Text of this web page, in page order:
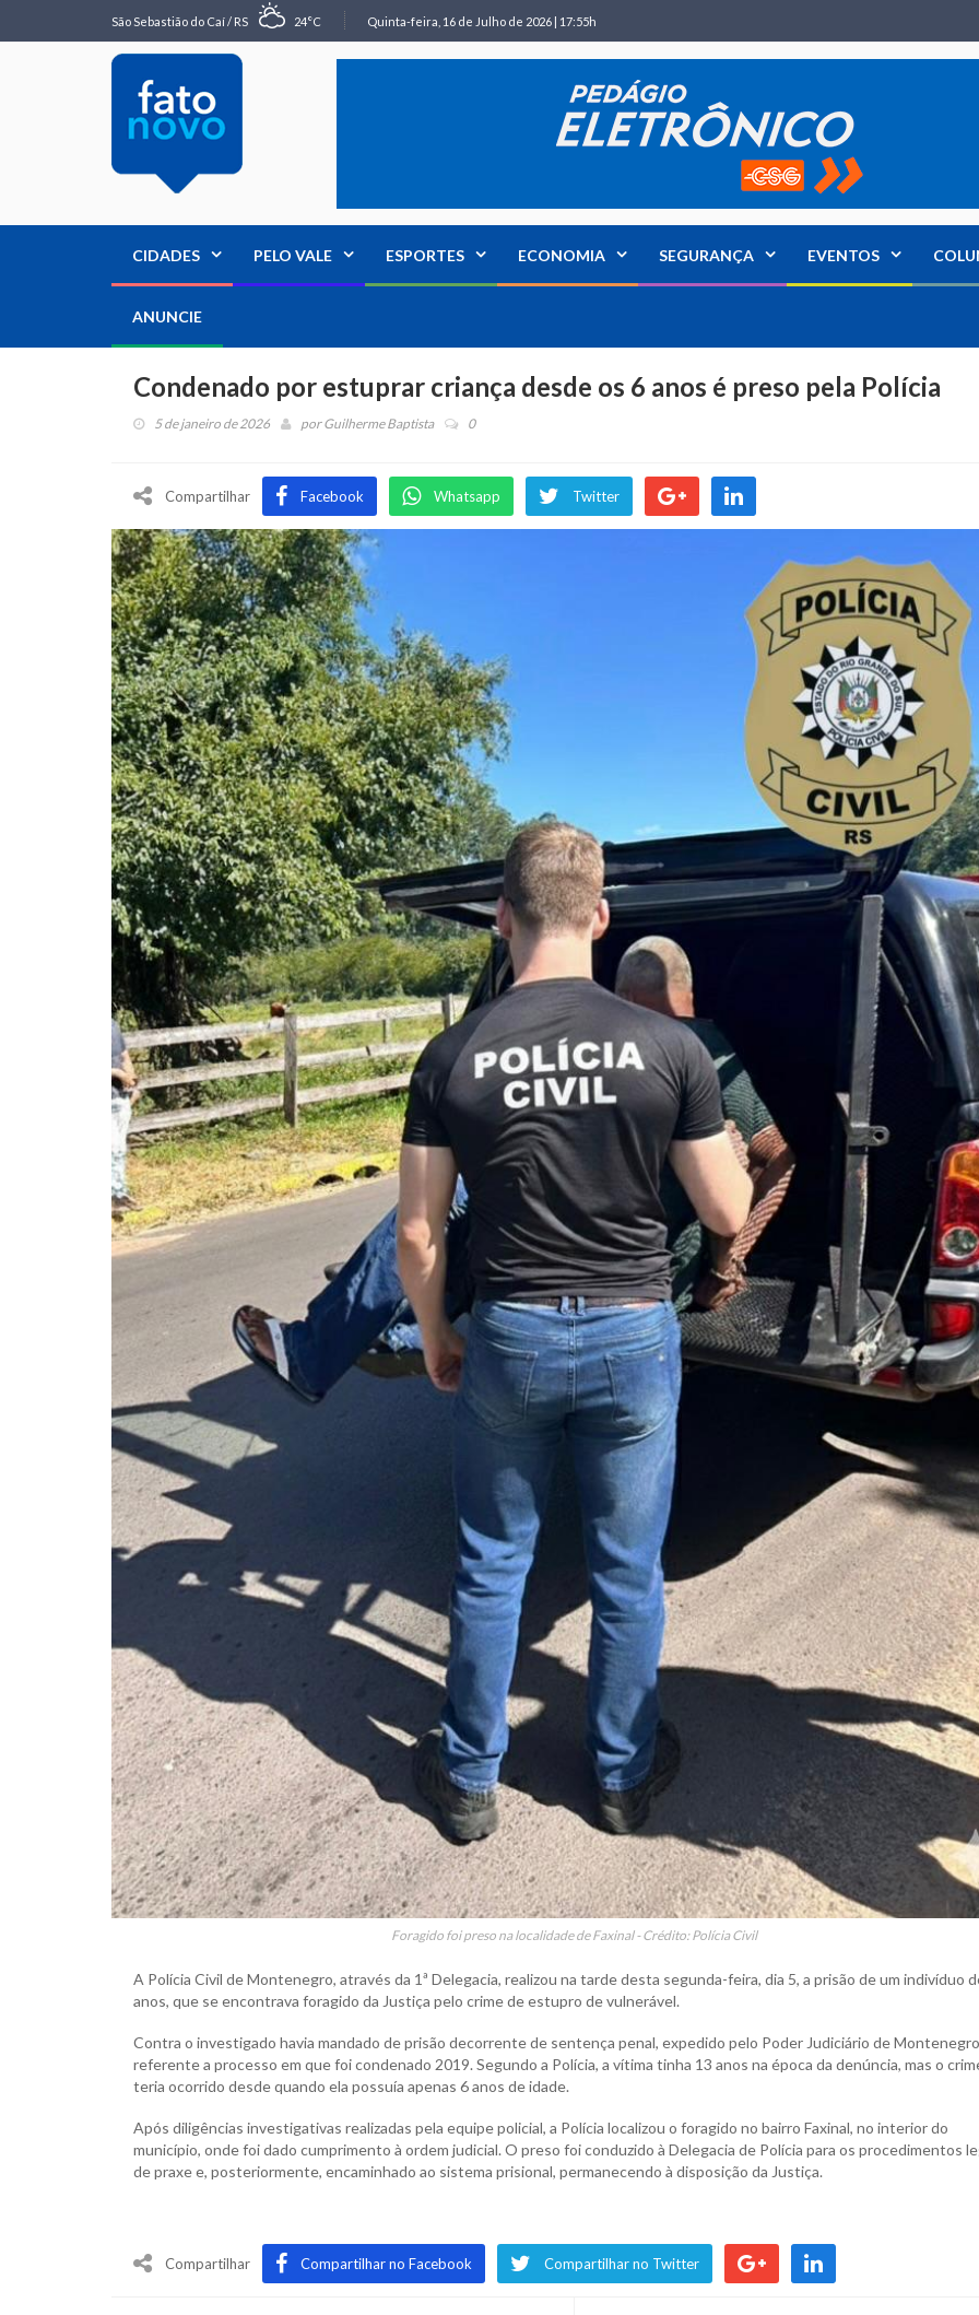
São Sebastião do Caí / RS 24°C Quinta-feira, 16 de Julho de 2026 | 17:55h
CIDADES PELO VALE ESPORTES ECONOMIA SEGURANÇA EVENTOS
ANUNCIE
Condenado por estuprar criança desde os 6 anos é preso pela Polícia
5 de janeiro de 2026 porGuilherme Baptista 0
Compartilhar Facebook Whatsapp Twitter
Foragido foi preso na localidade de Faxinal - Crédito: Polícia Civil
A Polícia Civil de Montenegro, através da 1ª Delegacia, realizou na tarde desta segunda-feira, dia 5, a prisão de um indivíduo
anos, que se encontrava foragido da Justiça pelo crime de estupro de vulnerável.
Contra o investigado havia mandado de prisão decorrente de sentença penal, expedido pelo Poder Judiciário de
referente a processo em que foi condenado 2019. Segundo a Polícia, a vítima tinha 13 anos na época da denúncia, mas o
teria ocorrido desde quando ela possuía apenas 6 anos de idade.
Após diligências investigativas realizadas pela equipe policial, a Polícia localizou o foragido no bairro Faxinal, no interior do
município, onde foi dado cumprimento à ordem judicial. O preso foi conduzido à Delegacia de Polícia para os procedimentos
de praxe e, posteriormente, encaminhado ao sistema prisional, permanecendo à disposição da Justiça.
Compartilhar Compartilhar no Facebook Compartilhar no Twitter